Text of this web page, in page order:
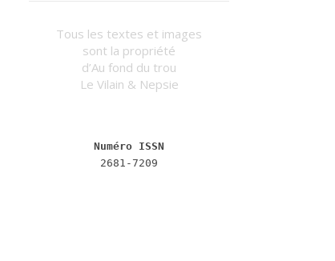
Tous les textes et images
sont la propriété
d’Au fond du trou
Le Vilain & Nepsie
Numéro ISSN
2681-7209